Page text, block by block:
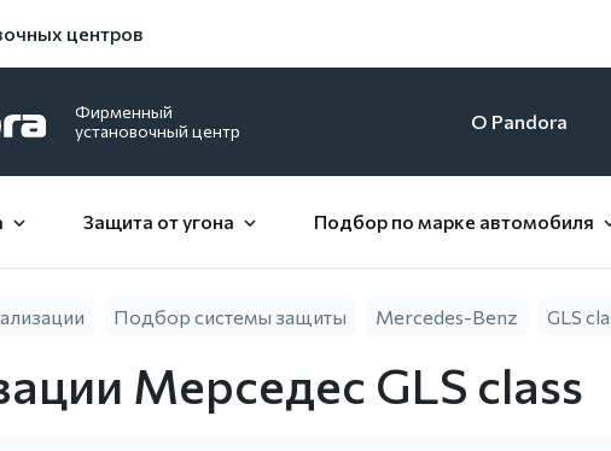
центров
Фирменный
установочный центр
O Pandora
Защита от угона Подбор по марке автомобиля
Подбор системы защиты Mercedes-Benz GLS
Мерседес GLS class